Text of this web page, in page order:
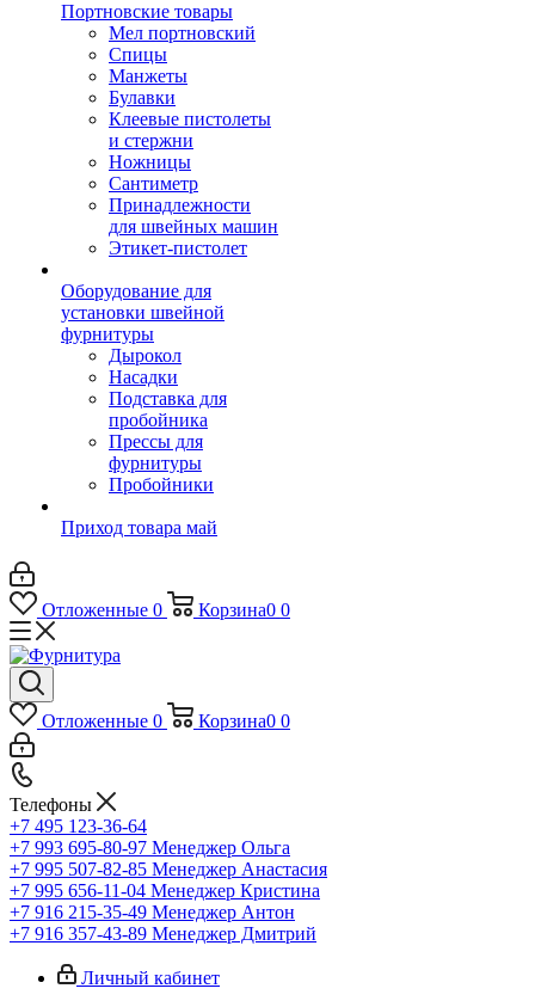
Портновские товары
Мел портновский
Спицы
Манжеты
Булавки
Клеевые пистолеты
и стержни
Ножницы
Сантиметр
Принадлежности
для швейных машин
Этикет-пистолет
Оборудование для
установки швейной
фурнитуры
Дырокол
Насадки
Подставка для
пробойника
Прессы для
фурнитуры
Пробойники
Приход товара май
Отложенные 0 Корзина0 0
Отложенные 0 Корзина0 0
Телефоны
+7 495 123-36-64
+7 993 695-80-97 Менеджер Ольга
+7 995 507-82-85 Менеджер Анастасия
+7 995 656-11-04 Менеджер Кристина
+7 916 215-35-49 Менеджер Антон
+7 916 357-43-89 Менеджер Дмитрий
Личный кабинет